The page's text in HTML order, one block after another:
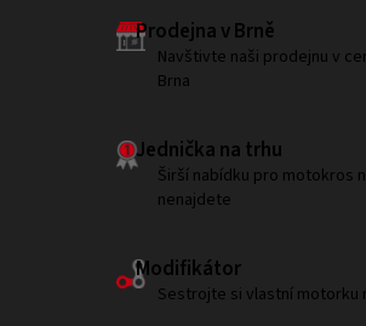
Prodejna v Brně
Navštivte naši prodejnu v
Brna
Jednička na trhu
Širší nabídku pro motokros
nenajdete
Modifikátor
Sestrojte si vlastní motorku